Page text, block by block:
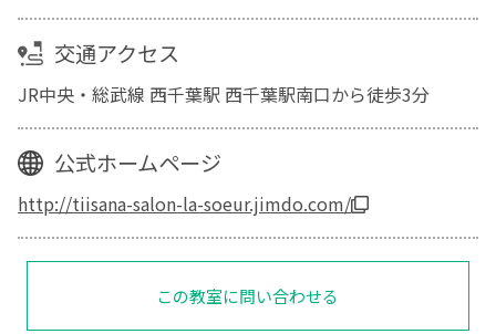
交通アクセス
JR中央・総武線 西千葉駅 西千葉駅南口から徒歩3分
公式ホームページ
http://tiisana-salon-la-soeur.jimdo.com/
この教室に問い合わせる